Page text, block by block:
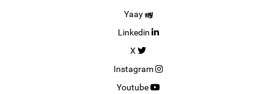
Yaay
Linkedin
X
Instagram
Youtube